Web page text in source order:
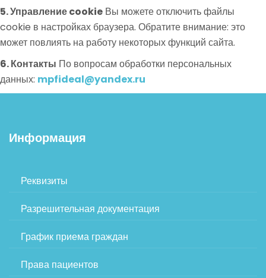
5. Управление cookie Вы можете отключить файлы
cookie в настройках браузера. Обратите внимание: это
может повлиять на работу некоторых функций сайта.
6. Контакты По вопросам обработки персональных
данных: mpfideal@yandex.ru
Информация
Реквизиты
Разрешительная документация
График приема граждан
Права пациентов